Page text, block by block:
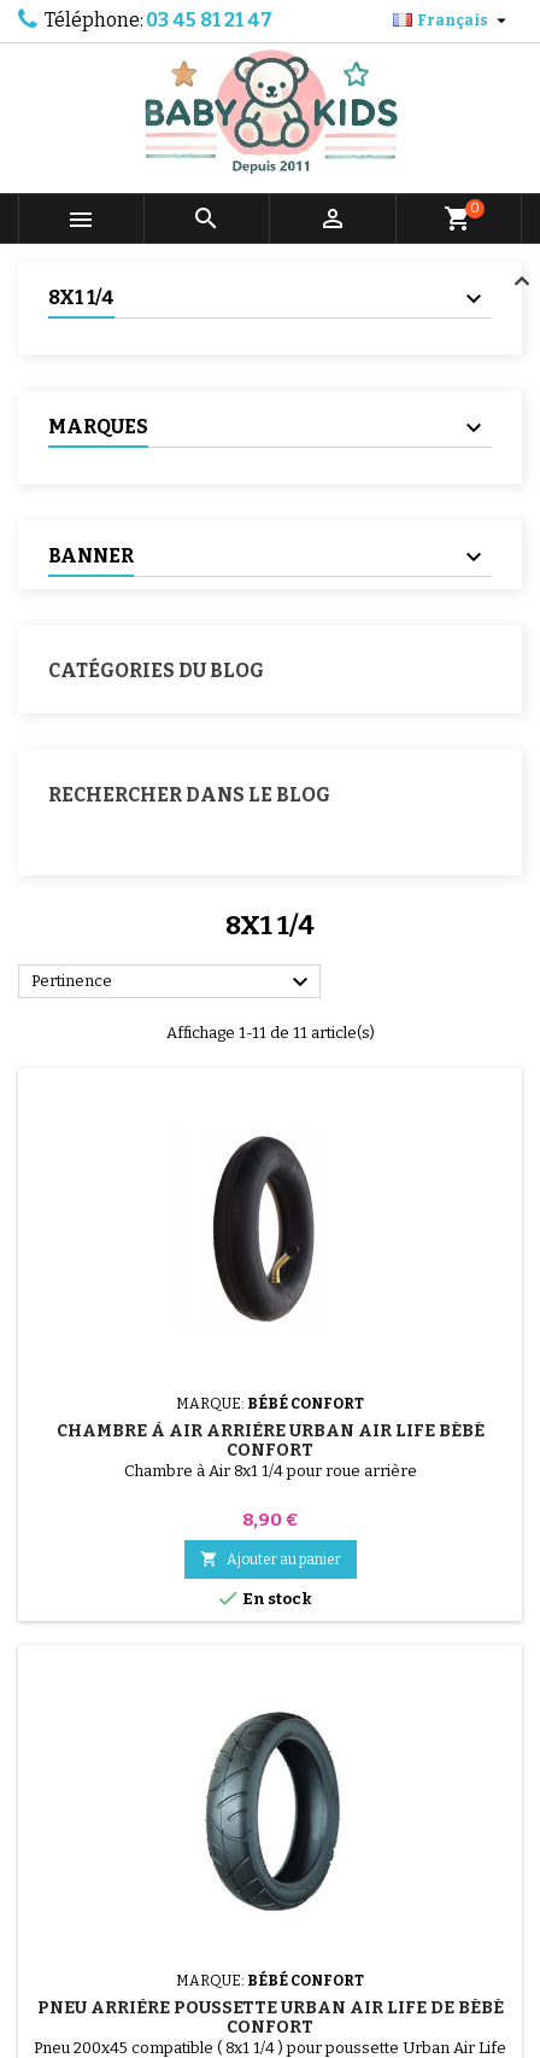
Téléphone: 03 45 81 21 47 Français 
   shopping_cart0
8X1 1/4
MARQUES
BANNER
CATÉGORIES DU BLOG
RECHERCHER DANS LE BLOG
8X1 1/4
Pertinence 
Affichage 1-11 de 11 article(s)
MARQUE: BÉBÉ CONFORT
CHAMBRE À AIR ARRIÈRE URBAN AIR LIFE BÉBÉ
CONFORT
Chambre à Air 8x1 1/4 pour roue arrière
Prix
8,90 €
 Ajouter au panier
 En stock
MARQUE: BÉBÉ CONFORT
PNEU ARRIÈRE POUSSETTE URBAN AIR LIFE DE BÉBÉ
CONFORT
Pneu 200x45 compatible ( 8x1 1/4 ) pour poussette Urban Air Life